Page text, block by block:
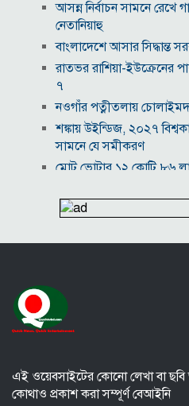
আসন্ন নির্বাচন সামনে রেখে
নেতানিয়াহু
বাংলাদেশে আসার সিদ্ধান্ত
রাতভর রাশিয়া-ইউক্রেনের
৭
নওগাঁর পত্নীতলায়
শঙ্কায় উইন্ডিজ, ২০২৭
সামনে যে সমীকরণ
মোট ভোটার ১২ কোটি ৮৬
ভারতের বাংলাদেশ সফর
এই ওয়েবসাইটের কোনো লেখা বা
কোথাও প্রকাশ করা সম্পূর্ণ বেআইনি